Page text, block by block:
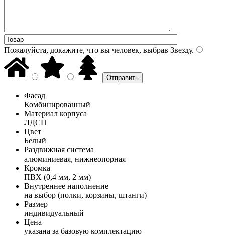
Пожалуйста, докажите, что вы человек, выбрав Звезду.
Фасад
Комбинированный
Материал корпуса
ЛДСП
Цвет
Белый
Раздвижная система
алюминиевая, нижнеопорная
Кромка
ПВХ (0,4 мм, 2 мм)
Внутреннее наполнение
на выбор (полки, корзины, штанги)
Размер
индивидуальный
Цена
указана за базовую комплектацию